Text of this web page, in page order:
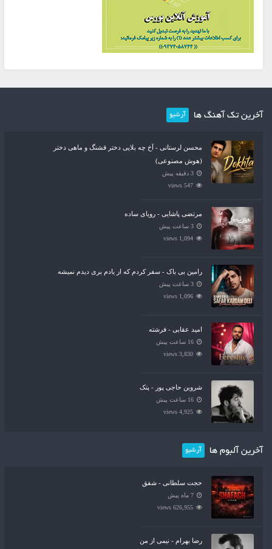
آخرین تک آهنگ ها آرشیو
محسن لرستانی - آخ چه بلایی دختر قشنگ و ماهی دختر
(هوش مصنوعی)
3 دقیقه پیش
547 views
مرتضی پاشایی - رویای ساده
3 ساعت پیش
1,094 views
رامین بی باک - سفر کردم که از یادم بری دیدم نمیشه
3 ساعت پیش
1,096 views
امید عقابی - فرشته
16 ساعت پیش
3,830 views
شروین حاجی پور - پتک
16 ساعت پیش
4,925 views
آخرین آلبوم ها آرشیو
حجت سلطانی - شفق
7 ماه پیش
626,955 views
رضا بهرام - نیمی از من